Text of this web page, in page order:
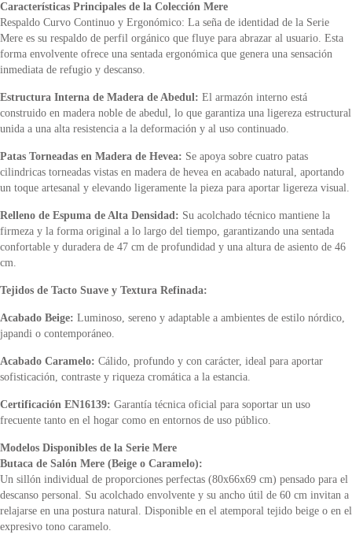
Características Principales de la Colección Mere
Respaldo Curvo Continuo y Ergonómico: La seña de identidad de la Serie
Mere es su respaldo de perfil orgánico que fluye para abrazar al usuario. Esta
forma envolvente ofrece una sentada ergonómica que genera una sensación
inmediata de refugio y descanso.
Estructura Interna de Madera de Abedul: El armazón interno está
construido en madera noble de abedul, lo que garantiza una ligereza estructural
unida a una alta resistencia a la deformación y al uso continuado.
Patas Torneadas en Madera de Hevea: Se apoya sobre cuatro patas
cilindricas torneadas vistas en madera de hevea en acabado natural, aportando
un toque artesanal y elevando ligeramente la pieza para aportar ligereza visual.
Relleno de Espuma de Alta Densidad: Su acolchado técnico mantiene la
firmeza y la forma original a lo largo del tiempo, garantizando una sentada
confortable y duradera de 47 cm de profundidad y una altura de asiento de 46
cm.
Tejidos de Tacto Suave y Textura Refinada:
Acabado Beige: Luminoso, sereno y adaptable a ambientes de estilo nórdico,
japandi o contemporáneo.
Acabado Caramelo: Cálido, profundo y con carácter, ideal para aportar
sofisticación, contraste y riqueza cromática a la estancia.
Certificación EN16139: Garantía técnica oficial para soportar un uso
frecuente tanto en el hogar como en entornos de uso público.
Modelos Disponibles de la Serie Mere
Butaca de Salón Mere (Beige o Caramelo):
Un sillón individual de proporciones perfectas (80x66x69 cm) pensado para el
descanso personal. Su acolchado envolvente y su ancho útil de 60 cm invitan a
relajarse en una postura natural. Disponible en el atemporal tejido beige o en el
expresivo tono caramelo.